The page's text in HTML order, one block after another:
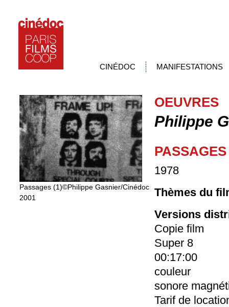
CINÉDOC MANIFESTATIONS
Passages (1)©Philippe Gasnier/Cinédoc
2001
OEUVRES
Philippe
1978
Thèmes du
Versions
Copie film
Super 8
00:17:00
couleur
sonore
Tarif de